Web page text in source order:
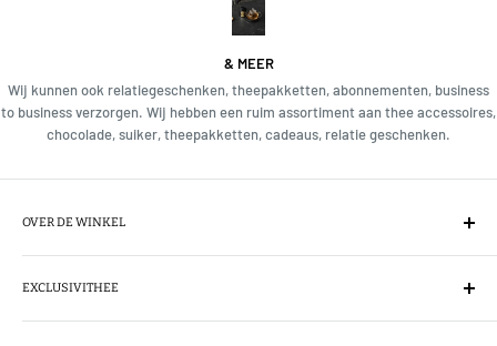
& MEER
Wij kunnen ook relatiegeschenken, theepakketten, abonnementen, business
to business verzorgen. Wij hebben een ruim assortiment aan thee accessoires,
chocolade, suiker, theepakketten, cadeaus, relatie geschenken.
OVER DE WINKEL
Wij importeren direct de thee van het exclusieve theemerk Mariage
Frères, de champagne onder de theesoorten. Tevens voeren wij Le
EXCLUSIVITHEE
Over